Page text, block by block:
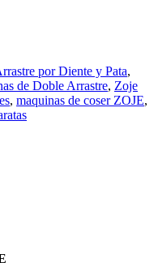
por Diente y Pata,
de Doble Arrastre, Zoje
, maquinas de coser ZOJE,